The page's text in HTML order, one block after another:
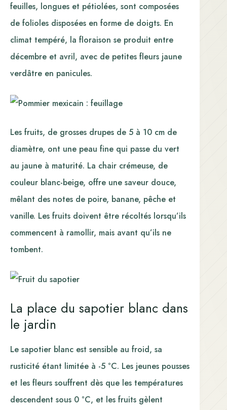
feuilles, longues et pétiolées, sont composées
de folioles disposées en forme de doigts. En
climat tempéré, la floraison se produit entre
décembre et avril, avec de petites fleurs jaune
verdâtre en panicules.
Les fruits, de grosses drupes de 5 à 10 cm de
diamètre, ont une peau fine qui passe du vert
au jaune à maturité. La chair crémeuse, de
couleur blanc-beige, offre une saveur douce,
mêlant des notes de poire, banane, pêche et
vanille. Les fruits doivent être récoltés lorsqu’ils
commencent à ramollir, mais avant qu’ils ne
tombent.
La place du sapotier blanc dans
le jardin
Le sapotier blanc est sensible au froid, sa
rusticité étant limitée à -5 °C. Les jeunes pousses
et les fleurs souffrent dès que les températures
descendent sous 0 °C, et les fruits gèlent